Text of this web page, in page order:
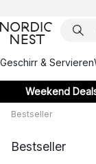
Geschirr & Servieren
Weekend
Bestseller
Bestseller